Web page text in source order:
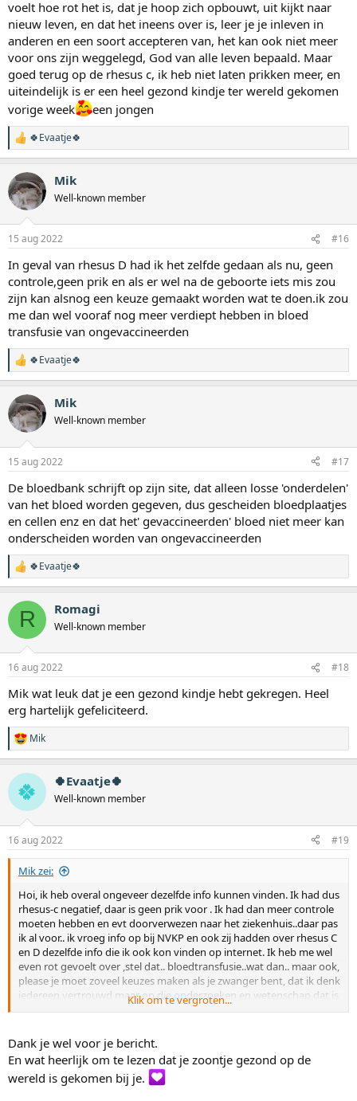
voelt hoe rot het is, dat je hoop zich opbouwt, uit kijkt naar
nieuw leven, en dat het ineens over is, leer je je inleven in
anderen en een soort accepteren van, het kan ook niet meer
voor ons zijn weggelegd, God van alle leven bepaald. Maar
goed terug op de rhesus c, ik heb niet laten prikken meer, en
uiteindelijk is er een heel gezond kindje ter wereld gekomen
vorige week
een jongen
W
a
r
d
e
i
n
e
n
:
🍀Evaatje🍀
Mik
Well-known member
15 aug 2022 #16
In geval van rhesus D had ik het zelfde gedaan als nu, geen
controle,geen prik en als er wel na de geboorte iets mis zou
zijn kan alsnog een keuze gemaakt worden wat te doen.ik zou
me dan wel vooraf nog meer verdiept hebben in bloed
transfusie van ongevaccineerden
W
a
r
d
e
n
e
n
:
🍀Evaatje🍀
Mik
Well-known member
15 aug 2022 #17
De bloedbank schrijft op zijn site, dat alleen losse 'onderdelen'
van het bloed worden gegeven, dus gescheiden bloedplaatjes
en cellen enz en dat het' gevaccineerden' bloed niet meer kan
onderscheiden worden van ongevaccineerden
W
a
r
e
i
n
e
n
:
🍀Evaatje🍀
R Romagi
Well-known member
16 aug 2022 #18
Mik wat leuk dat je een gezond kindje hebt gekregen. Heel
erg hartelijk gefeliciteerd.
W
a
r
d
e
n
g
Mik
🍀 🍀Evaatje🍀
Well-known member
16 aug 2022 #19
Mik zei:
Hoi, ik heb overal ongeveer dezelfde info kunnen vinden. Ik had dus
rhesus-c negatief, daar is geen prik voor . Ik had dan meer controle
moeten hebben en evt doorverwezen naar het ziekenhuis..daar pas
ik al voor.. ik vroeg info op bij NVKP en ook zij hadden over rhesus C
en D dezelfde info die ik ook kon vinden op internet. Ik heb me wel
even rot gevoelt over ,stel dat.. bloedtransfusie..wat dan.. maar ook,
please je moet zoveel keuzes maken als je zwanger bent, dat ik denk
iedereen vertrouwd maar op die onderzoeken en wetenschap,dat is
zo erg niet mijn ding! Ik heb vertrouwen in mijn lichaam, ik wil
groeien. Die keer dat het mis ging, in de 9e week kon ik ook vrij snel
denken, dit was niet goed aangelegd, dit heeft ook vast een reden,
en dat had het, je voelt hoe rot het is, dat je hoop zich opbouwt, uit
kijkt naar nieuw leven, en dat het ineens over is, leer je je inleven in
Klik om te vergroten...
Dank je wel voor je bericht.
En wat heerlijk om te lezen dat je zoontje gezond op de
wereld is gekomen bij je.